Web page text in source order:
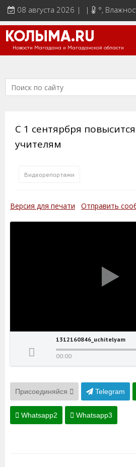
08 августа 2026 | | °,
КОЛЫМА.RU
Новости Магадана и Магаданской области
С 1 сентярбря
учителям
Видеорепортажи
Версия для печати Отправить
1312160846_uchitelyam
00:00
Присоединяйся Telegram
Whatsapp2 Whatsapp3